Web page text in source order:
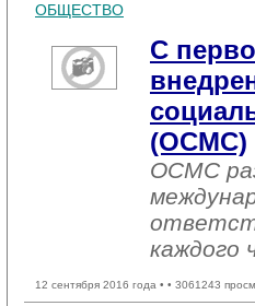
ОБЩЕСТВО
С
(ОСМС)
ОСМС
каждого
12 сентября 2016 года • • 3061243